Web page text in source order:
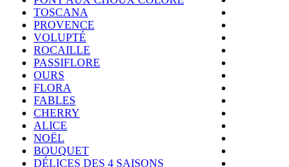
TOSCANA
PROVENCE
VOLUPTÉ
ROCAILLE
PASSIFLORE
OURS
FLORA
FABLES
CHERRY
ALICE
NOËL
BOUQUET
DÉLICES DES 4 SAISONS